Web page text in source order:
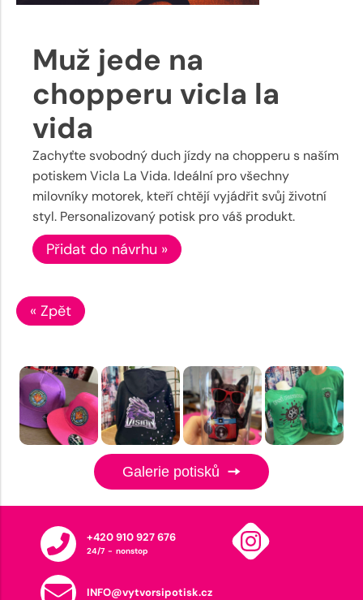
Muž jede na
chopperu vicla la
vida
Zachyťte svobodný duch jízdy na chopperu s naším
potiskem Vicla La Vida. Ideální pro všechny
milovníky motorek, kteří chtějí vyjádřit svůj životní
styl. Personalizovaný potisk pro váš produkt.
Přidat do návrhu »
« Zpět
Galerie potisků
+420 910 927 676
24/7 - nonstop
INFO@vytvorsipotisk.cz